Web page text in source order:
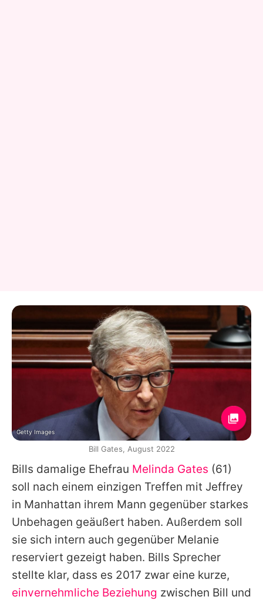
Bills damalige Ehefrau Melinda Gates (61)
soll nach einem einzigen Treffen mit Jeffrey
in Manhattan ihrem Mann gegenüber starkes
Unbehagen geäußert haben. Außerdem soll
sie sich intern auch gegenüber Melanie
reserviert gezeigt haben. Bills Sprecher
stellte klar, dass es 2017 zwar eine kurze,
einvernehmliche Beziehung zwischen Bill und
Getty Images
Bill Gates, August 2022